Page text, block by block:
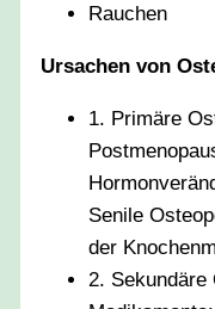
Rauchen
Ursachen von
1. Primäre
Senile
der
2. Sekundäre